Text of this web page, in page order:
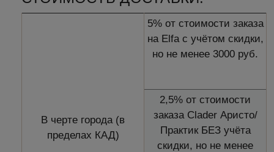
В черте города (в
пределах КАД)
5% от стоимости заказа
на Elfa с учётом скидки,
но не менее 3000 руб.
2,5% от стоимости
заказа Clader Аристо/
Практик БЕЗ учёта
скидки, но не менее